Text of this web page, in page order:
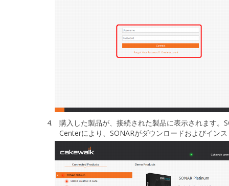
4. 購入した製品が、 接続された製品に表示されます。
Centerにより、SONARがダウンロードおよびイン